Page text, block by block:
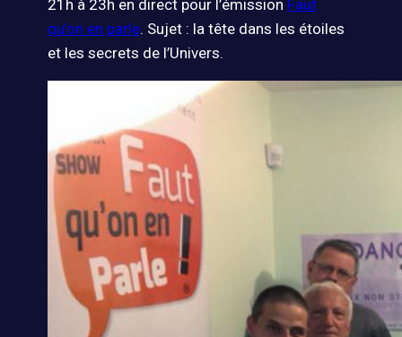
21h à 23h en direct pour l’émission Faut
qu’on en parle. Sujet : la tête dans les étoiles
et les secrets de l’Univers.